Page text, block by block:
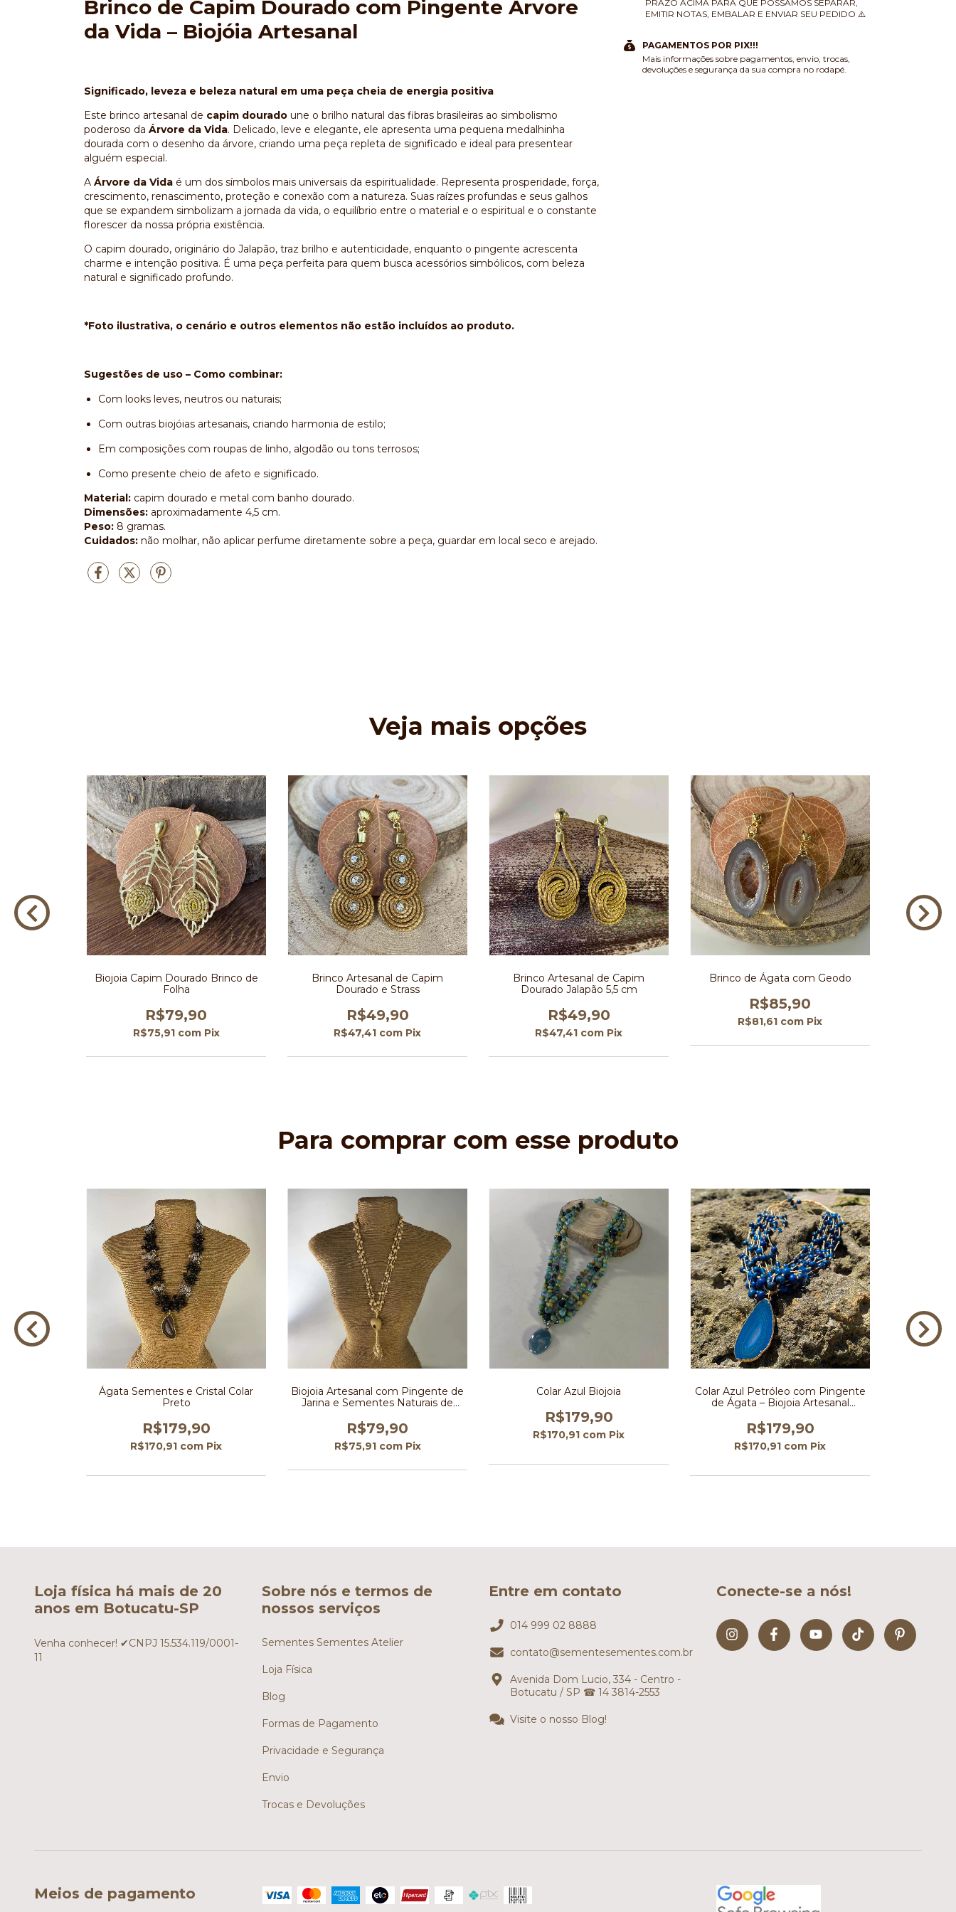
Brinco de Capim Dourado com Pingente Árvore
da Vida – Biojóia Artesanal
Significado, leveza e beleza natural em uma peça cheia de energia positiva
Este brinco artesanal de capim dourado une o brilho natural das fibras brasileiras ao simbolismo
poderoso da Árvore da Vida. Delicado, leve e elegante, ele apresenta uma pequena medalhinha
dourada com o desenho da árvore, criando uma peça repleta de significado e ideal para presentear
alguém especial.
A Árvore da Vida é um dos símbolos mais universais da espiritualidade. Representa prosperidade, força,
crescimento, renascimento, proteção e conexão com a natureza. Suas raízes profundas e seus galhos
que se expandem simbolizam a jornada da vida, o equilíbrio entre o material e o espiritual e o constante
florescer da nossa própria existência.
O capim dourado, originário do Jalapão, traz brilho e autenticidade, enquanto o pingente acrescenta
charme e intenção positiva. É uma peça perfeita para quem busca acessórios simbólicos, com beleza
natural e significado profundo.
*Foto ilustrativa, o cenário e outros elementos não estão incluídos ao produto.
Sugestões de uso – Como combinar:
Com looks leves, neutros ou naturais;
Com outras biojóias artesanais, criando harmonia de estilo;
Em composições com roupas de linho, algodão ou tons terrosos;
Como presente cheio de afeto e significado.
Material: capim dourado e metal com banho dourado.
Dimensões: aproximadamente 4,5 cm.
Peso: 8 gramas.
Cuidados: não molhar, não aplicar perfume diretamente sobre a peça, guardar em local seco e arejado.
PRAZO ACIMA PARA QUE POSSAMOS SEPARAR,
EMITIR NOTAS, EMBALAR E ENVIAR SEU PEDIDO ⚠️
PAGAMENTOS POR PIX!!!
Mais informações sobre pagamentos, envio, trocas,
devoluções e segurança da sua compra no rodapé.
Veja mais opções
Biojoia Capim Dourado Brinco de
Folha
R$79,90
R$75,91 com Pix
Brinco Artesanal de Capim
Dourado e Strass
R$49,90
R$47,41 com Pix
Brinco Artesanal de Capim
Dourado Jalapão 5,5 cm
R$49,90
R$47,41 com Pix
Brinco de Ágata com Geodo
R$85,90
R$81,61 com Pix
Para comprar com esse produto
Ágata Sementes e Cristal Colar
Preto
R$179,90
R$170,91 com Pix
Biojoia Artesanal com Pingente de
Jarina e Sementes Naturais de
R$79,90
R$75,91 com Pix
Colar Azul Biojoia
R$179,90
R$170,91 com Pix
Colar Azul Petróleo com Pingente
de Ágata – Biojoia Artesanal
R$179,90
R$170,91 com Pix
Loja física há mais de 20
anos em Botucatu-SP
Venha conhecer! ✔CNPJ 15.534.119/0001-
11
Sobre nós e termos de
nossos serviços
Sementes Sementes Atelier
Loja Física
Blog
Formas de Pagamento
Privacidade e Segurança
Envio
Trocas e Devoluções
Entre em contato
014 999 02 8888
contato@sementesementes.com.br
Avenida Dom Lucio, 334 - Centro -
Botucatu / SP ☎ 14 3814-2553
Visite o nosso Blog!
Conecte-se a nós!
Meios de pagamento